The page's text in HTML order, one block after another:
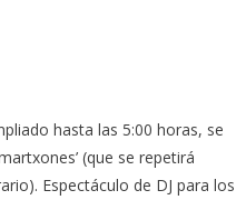
hasta las 5:00 horas, se
(que se repetirá
Espectáculo de DJ para los